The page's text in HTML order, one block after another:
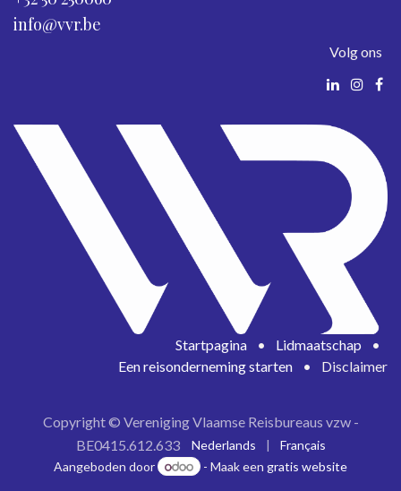
info@vvr.be
Volg ons
Startpagina • Lidmaatschap
•
Een reisonderneming starten
• Disclaimer
Copyright © Vereniging Vlaamse Reisbureaus vzw -
BE0415.612.633
Nederlands |
Français
Aangeboden door
- Maak een gratis website